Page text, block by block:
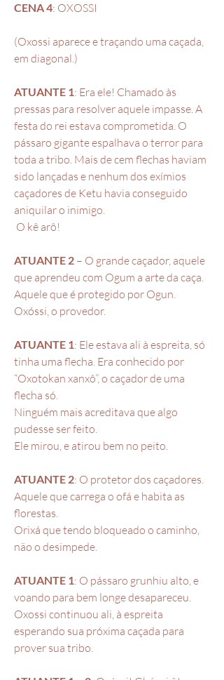
CENA 4: OXOSSI
(Oxossi aparece e traçando uma caçada,
em diagonal.)
ATUANTE 1: Era ele! Chamado às
pressas para resolver aquele impasse. A
festa do rei estava comprometida. O
pássaro gigante espalhava o terror para
toda a tribo. Mais de cem flechas haviam
sido lançadas e nenhum dos exímios
caçadores de Ketu havia conseguido
aniquilar o inimigo.
O kê arô!
ATUANTE 2 – O grande caçador, aquele
que aprendeu com Ogum a arte da caça.
Aquele que é protegido por Ogun.
Oxóssi, o provedor.
ATUANTE 1: Ele estava ali à espreita, só
tinha uma flecha. Era conhecido por
“Oxotokan xanxô”, o caçador de uma
flecha só.
Ninguém mais acreditava que algo
pudesse ser feito.
Ele mirou, e atirou bem no peito.
ATUANTE 2: O protetor dos caçadores.
Aquele que carrega o ofá e habita as
florestas.
Orixá que tendo bloqueado o caminho,
não o desimpede.
ATUANTE 1: O pássaro grunhiu alto, e
voando para bem longe desapareceu.
Oxossi continuou ali, à espreita
esperando sua próxima caçada para
prover sua tribo.